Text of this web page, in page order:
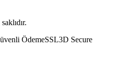
ÖdemeSSL3D Secure